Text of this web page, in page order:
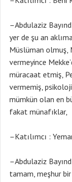
–Abdulaziz
yer de şu an
Müslüman olmuş,
vermeyince
müracaat etmiş,
vermemiş,
mümkün olan en
fakat münafıklar,
–Katılımcı :
–Abdulaziz
tamam, meşhur